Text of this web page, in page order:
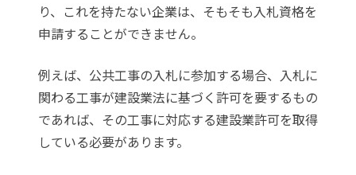
り、これを持たない企業は、そもそも入札資格を
申請することができません。
例えば、公共工事の入札に参加する場合、入札に
関わる工事が建設業法に基づく許可を要するもの
であれば、その工事に対応する建設業許可を取得
している必要があります。